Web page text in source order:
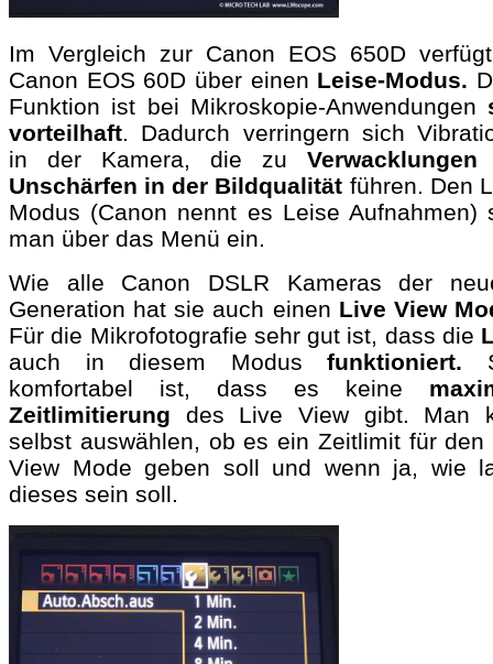
Im Vergleich zur Canon EOS 650D
Canon EOS 60D über einen Leise-Modus.
Funktion ist bei Mikroskopie-Anwendungen
vorteilhaft. Dadurch verringern sich
in der Kamera, die zu Verwacklungen
Unschärfen in der Bildqualität führen. Den
Modus (Canon nennt es Leise Aufnahmen)
man über das Menü ein.
Wie alle Canon DSLR Kameras der
Generation hat sie auch einen Live View
Für die Mikrofotografie sehr gut ist, dass die
auch in diesem Modusfunktioniert.
komfortabel ist, dass es keine
Zeitlimitierung des Live View gibt. Man
selbst auswählen, ob es ein Zeitlimit für den
View Mode geben soll und wenn ja, wie
dieses sein soll.